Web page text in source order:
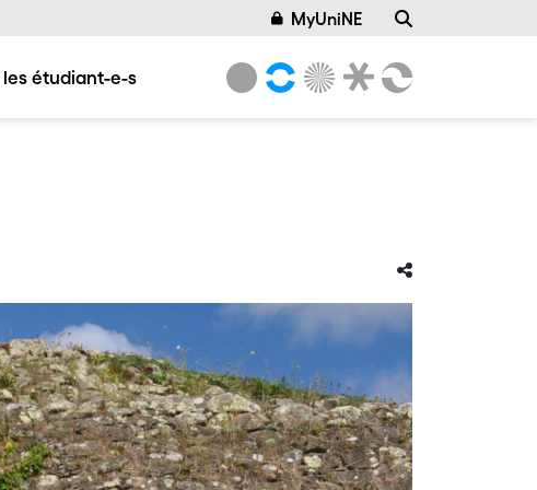
MyUniNE
les étudiant-e-s